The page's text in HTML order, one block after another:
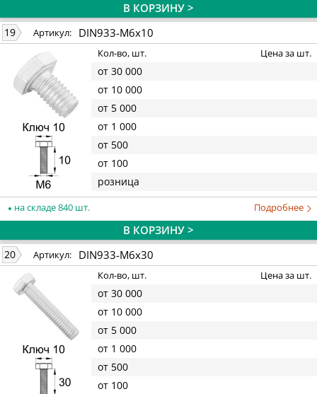
В КОРЗИНУ >
19 Артикул: DIN933-M6x10
Кол-во, шт. Цена за шт.
от 30 000
от 10 000
от 5 000
от 1 000
от 500
от 100
розница
на складе 840 шт. Подробнее
В КОРЗИНУ >
20 Артикул: DIN933-M6x30
Кол-во, шт. Цена за шт.
от 30 000
от 10 000
от 5 000
от 1 000
от 500
от 100